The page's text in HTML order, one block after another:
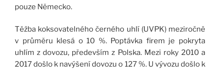
pouze Německo.
Těžba koksovatelného černého uhlí (UVPK) meziročně
v průměru klesá o 10 %. Poptávka firem je pokryta
uhlím z dovozu, především z Polska. Mezi roky 2010 a
2017 došlo k navýšení dovozu o 127 %. U vývozu došlo k